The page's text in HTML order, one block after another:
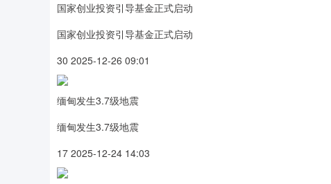
国家创业投资引导基金正式启动
国家创业投资引导基金正式启动
30 2025-12-26 09:01
缅甸发生3.7级地震
缅甸发生3.7级地震
17 2025-12-24 14:03